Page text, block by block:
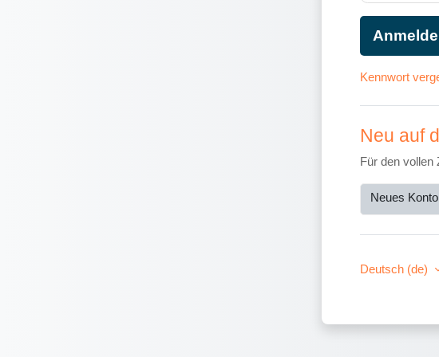
Kennwort
Neu auf
Für den vollen
Neues
Deutsch ‎(de)‎